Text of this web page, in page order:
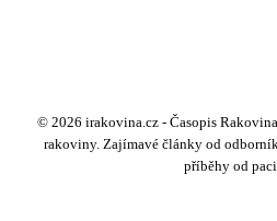
© 2026 irakovina.cz - Časopis
rakoviny. Zajímavé články od
příběhy od